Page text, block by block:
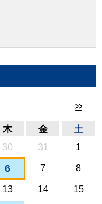
>>
木 金
土
30 31 1
6 7 8
13 14 15